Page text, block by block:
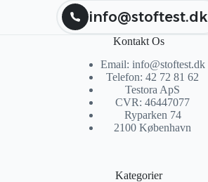
info@stoftest.dk
Kontakt Os
Email: info@stoftest.dk
Telefon: 42 72 81 62
Testora ApS
CVR: 46447077
Ryparken 74
2100 København
Kategorier